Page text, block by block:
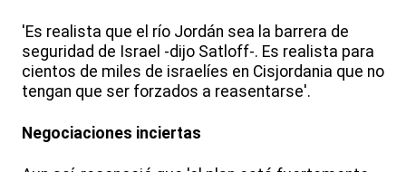
'Es realista que el río Jordán sea la barrera de
seguridad de Israel -dijo Satloff-. Es realista para
cientos de miles de israelíes en Cisjordania que no
tengan que ser forzados a reasentarse'.
Negociaciones inciertas